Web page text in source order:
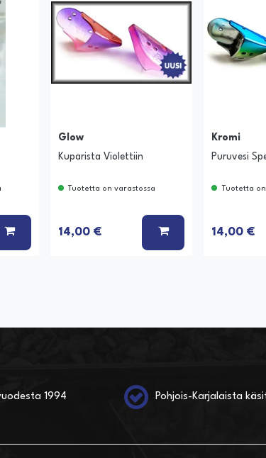
LISÄÄ KORIIN
Glow
Kuparista Violettiin
Tuotetta on varastossa
14,00 € LISÄÄ KORIIN
Kromi
Puruvesi
Tuotetta
14,00 €
1994 Pohjois-Karjalaista